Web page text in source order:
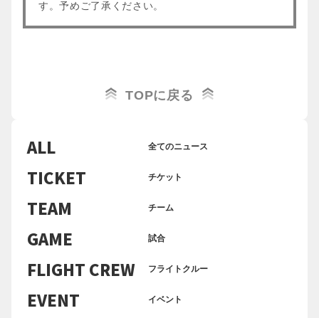
す。予めご了承ください。
TOPに戻る
ALL 全てのニュース
TICKET チケット
TEAM チーム
GAME 試合
FLIGHT CREW フライトクルー
EVENT イベント